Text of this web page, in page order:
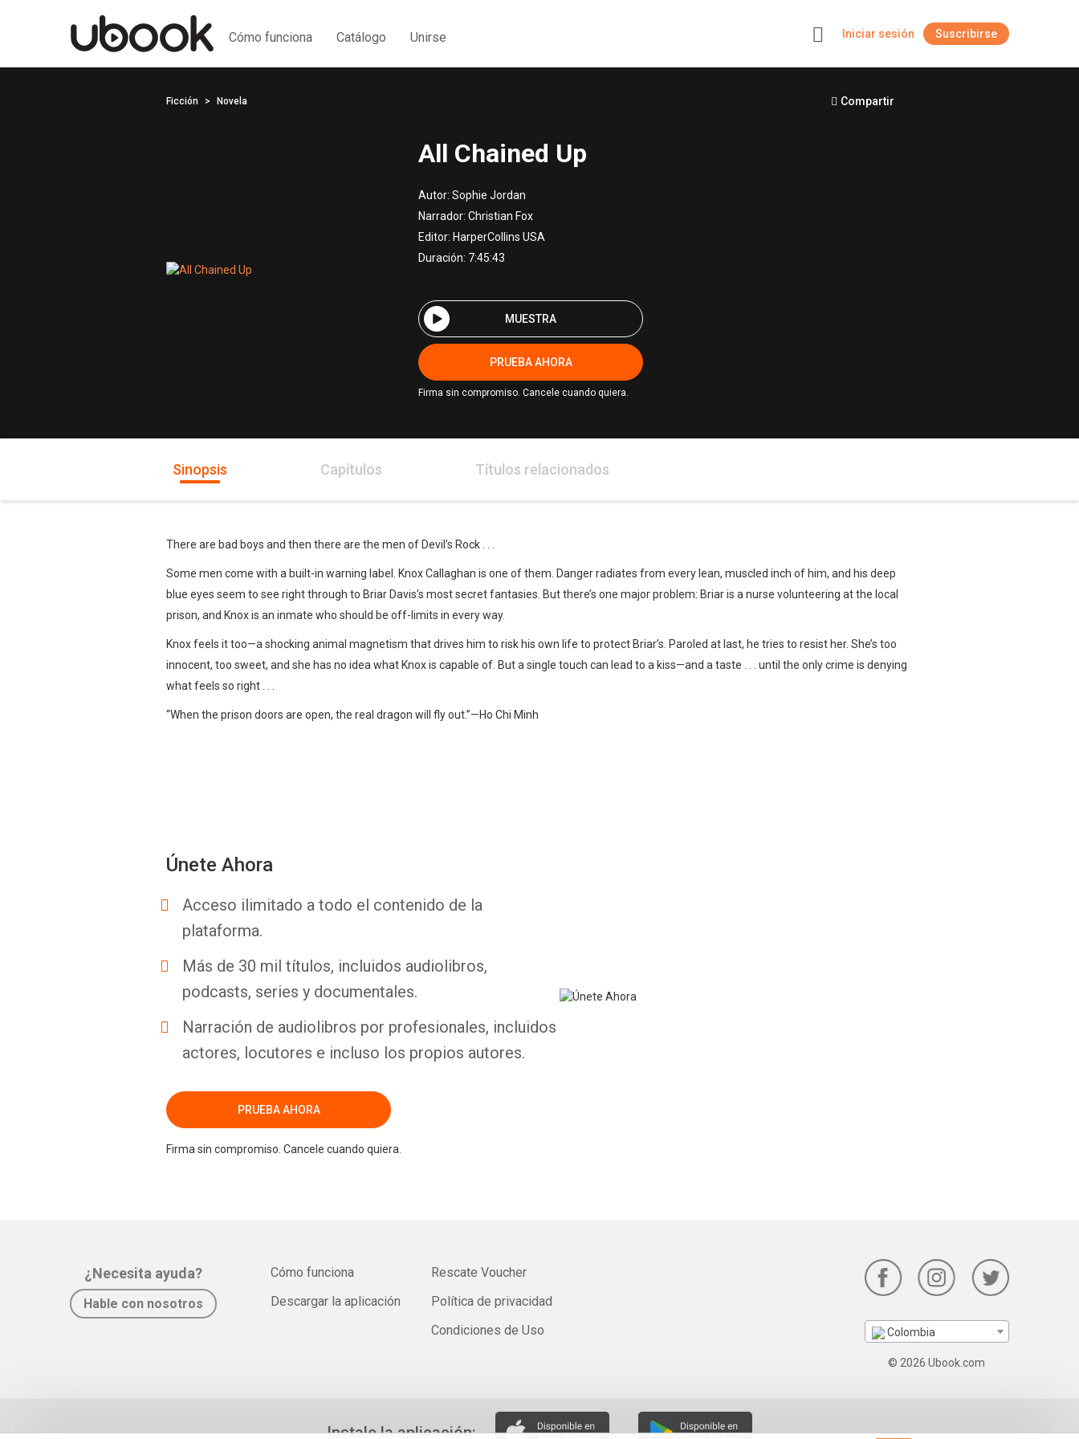
Cómo funciona Catálogo Unirse Iniciar sesión Suscribirse
Ficción Novela Compartir
All Chained Up
Autor: Sophie Jordan
Narrador: Christian Fox
Editor: HarperCollins USA
Duración: 7:45:43
MUESTRA
PRUEBA AHORA
Firma sin compromiso. Cancele cuando quiera.
Sinopsis Capítulos Títulos relacionados
There are bad boys and then there are the men of Devil’s Rock . . .
Some men come with a built-in warning label. Knox Callaghan is one of them. Danger radiates from every lean, muscled inch of him, and his deep
blue eyes seem to see right through to Briar Davis’s most secret fantasies. But there’s one major problem: Briar is a nurse volunteering at the local
prison, and Knox is an inmate who should be off-limits in every way.
Knox feels it too—a shocking animal magnetism that drives him to risk his own life to protect Briar’s. Paroled at last, he tries to resist her. She’s too
innocent, too sweet, and she has no idea what Knox is capable of. But a single touch can lead to a kiss—and a taste . . . until the only crime is denying
what feels so right . . .
“When the prison doors are open, the real dragon will fly out.”—Ho Chi Minh
Únete Ahora
Acceso ilimitado a todo el contenido de la
plataforma.
Más de 30 mil títulos, incluidos audiolibros,
podcasts, series y documentales.
Narración de audiolibros por profesionales, incluidos
actores, locutores e incluso los propios autores.
PRUEBA AHORA
Firma sin compromiso. Cancele cuando quiera.
¿Necesita ayuda?
Hable con nosotros
Cómo funciona
Descargar la aplicación
Rescate Voucher
Política de privacidad
Condiciones de Uso
Colombia
© 2026 Ubook.com
Instale la aplicación: